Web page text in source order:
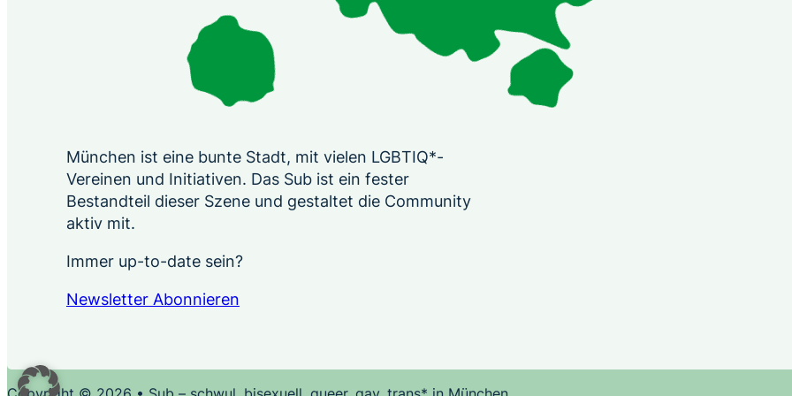
München ist eine bunte Stadt, mit vielen LGBTIQ*-
Vereinen und Initiativen. Das Sub ist ein fester
Bestandteil dieser Szene und gestaltet die Community
aktiv mit.
Immer up-to-date sein?
Newsletter Abonnieren